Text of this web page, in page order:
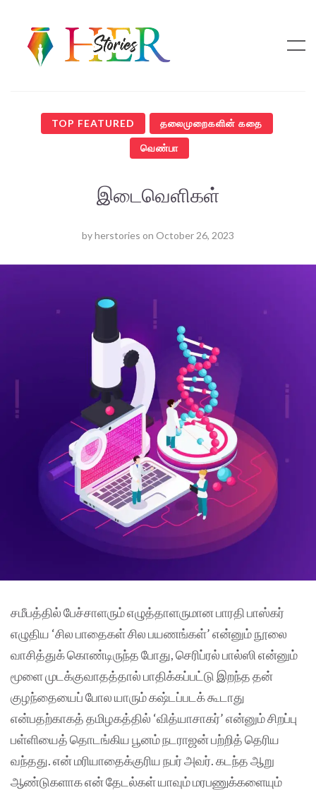
TOP FEATURED தலைமுறைகளின் கதை
வெண்பா
இடைவெளிகள்
byherstories on October 26, 2023
சமீபத்தில் பேச்சாளரும் எழுத்தாளருமான பாரதி பாஸ்கர்
எழுதிய ‘சில பாதைகள் சில பயணங்கள்’ என்னும் நூலை
வாசித்துக் கொண்டிருந்த போது, செரிப்ரல் பால்ஸி என்னும்
மூளை முடக்குவாதத்தால் பாதிக்கப்பட்டு இறந்த தன்
குழந்தையைப் போல யாரும் கஷ்டப்படக் கூடாது
என்பதற்காகத் தமிழகத்தில் ‘வித்யாசாகர்’ என்னும் சிறப்பு
பள்ளியைத் தொடங்கிய பூனம் நடராஜன் பற்றித் தெரிய
வந்தது. என் மரியாதைக்குரிய நபர் அவர். கடந்த ஆறு
ஆண்டுகளாக என் தேடல்கள் யாவும் மரபணுக்களையும்